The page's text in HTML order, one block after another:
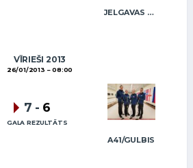
JELGAVAS MAIZNIEKS
VĪRIEŠI 2013
26/01/2013 08:00
A41/GULBIS
7 - 6
GALA REZULTĀTS